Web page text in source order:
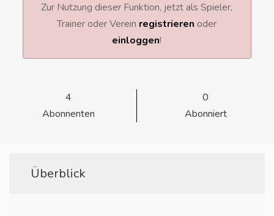
Zur Nutzung dieser Funktion, jetzt als Spieler,
Trainer oder Verein registrieren oder
einloggen!
4
Abonnenten
0
Abonniert
Überblick